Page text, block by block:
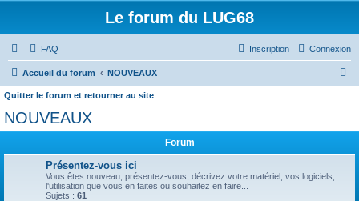
Le forum du LUG68
FAQ Connexion
Inscription
Accueil du forum NOUVEAUX
h
Quitter le forum et retourner au site
NOUVEAUX
Forum
Présentez-vous ici
Vous êtes nouveau, présentez-vous, décrivez votre matériel, vos logiciels,
l'utilisation que vous en faites ou souhaitez en faire...
Sujets : 61